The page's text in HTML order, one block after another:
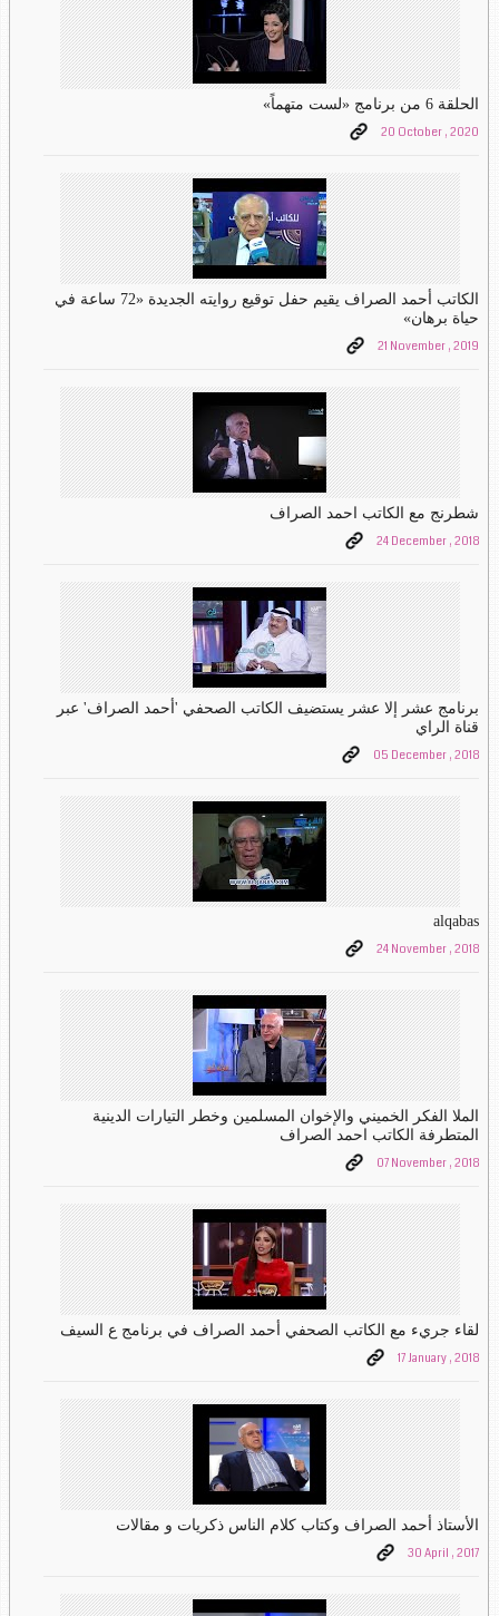
الحلقة 6 من برنامج «لست متهماً»
20 October , 2020
الكاتب أحمد الصراف يقيم حفل توقيع روايته الجديدة «72 ساعة في
حياة برهان»
21 November , 2019
شطرنج مع الكاتب احمد الصراف
24 December , 2018
برنامج عشر إلا عشر يستضيف الكاتب الصحفي 'أحمد الصراف' عبر
قناة الراي
05 December , 2018
alqabas
24 November , 2018
الملا الفكر الخميني والإخوان المسلمين وخطر التيارات الدينية
المتطرفة الكاتب احمد الصراف
07 November , 2018
لقاء جريء مع الكاتب الصحفي أحمد الصراف في برنامج ع السيف
17 January , 2018
الأستاذ أحمد الصراف وكتاب كلام الناس ذكريات و مقالات
30 April , 2017